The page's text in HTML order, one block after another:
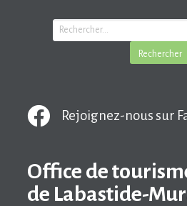
Rejoignez-nous sur
Office de
de Labastide-